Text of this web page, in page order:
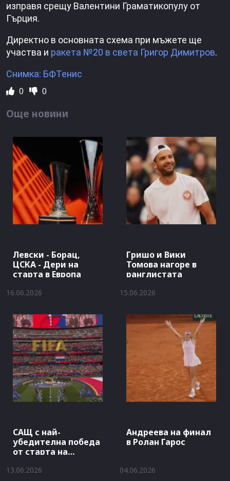
изправя срещу Валентини Граматикопулу от
Гърция.
Директно в основната схема при мъжете ще
участва и ракета №20 в света Григор Димитров.
Снимка: БФТенис
0 0
Още новини
Левски - Борац,
ЦСКА - Дери на
старта в Европа
16.06.2026
Гришо и Вики
Томова нагоре в
ранглистата
15.06.2026
САЩ с най-
убедителна победа
от старта на
13.06.2026
Андреева на финал
в Ролан Гарос
04.06.2026